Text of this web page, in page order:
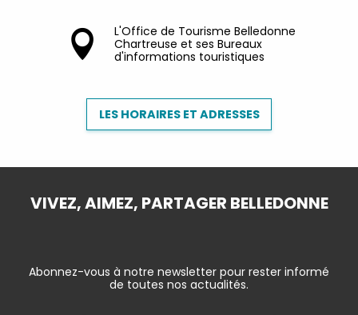
L'Office de Tourisme Belledonne
Chartreuse et ses Bureaux
d'informations touristiques
LES HORAIRES ET ADRESSES
VIVEZ, AIMEZ, PARTAGER BELLEDONNE
Abonnez-vous à notre newsletter pour rester informé
de toutes nos actualités.